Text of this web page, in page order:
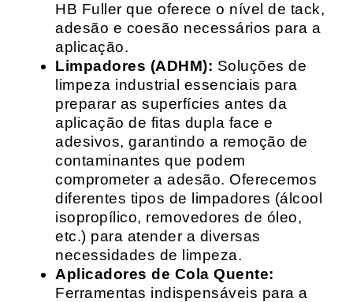
HB Fuller que oferece o nível de tack,
adesão e coesão necessários para a
aplicação.
Limpadores (ADHM): Soluções de
limpeza industrial essenciais para
preparar as superfícies antes da
aplicação de fitas dupla face e
adesivos, garantindo a remoção de
contaminantes que podem
comprometer a adesão. Oferecemos
diferentes tipos de limpadores (álcool
isopropílico, removedores de óleo,
etc.) para atender a diversas
necessidades de limpeza.
Aplicadores de Cola Quente:
Ferramentas indispensáveis para a